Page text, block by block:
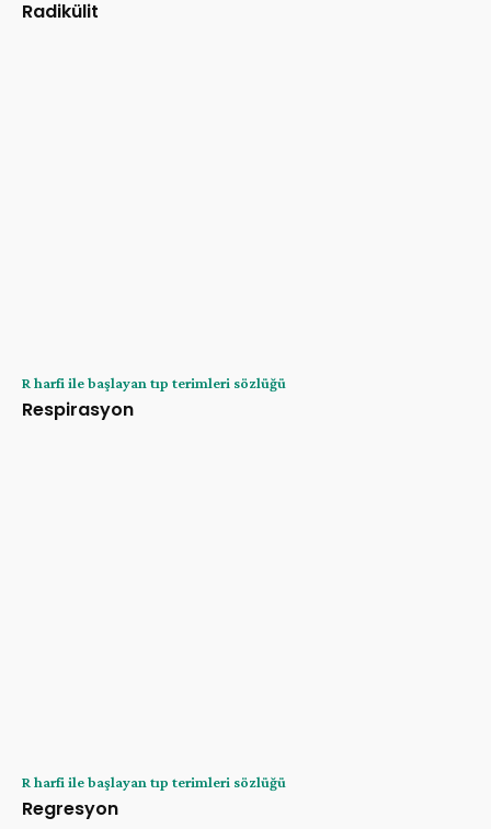
Radikülit
R harfi ile başlayan tıp terimleri sözlüğü
Respirasyon
R harfi ile başlayan tıp terimleri sözlüğü
Regresyon